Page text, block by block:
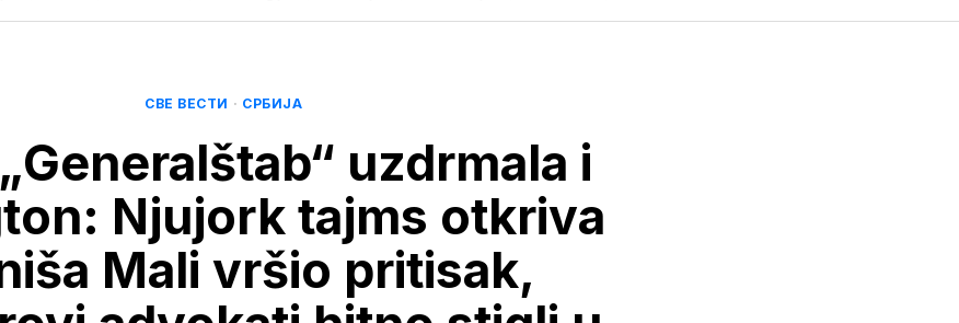
СВЕ ВЕСТИ · СРБИЈА
uzdrmala i
Njujork tajms otkriva
Mali vršio pritisak,